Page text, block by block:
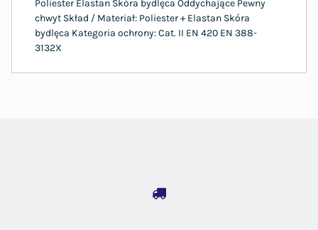
Poliester Elastan Skóra bydlęca Oddychające Pewny
chwyt Skład / Materiał: Poliester + Elastan Skóra
bydlęca Kategoria ochrony: Cat. II EN 420 EN 388-
3132X